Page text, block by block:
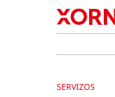
SERVIZOS